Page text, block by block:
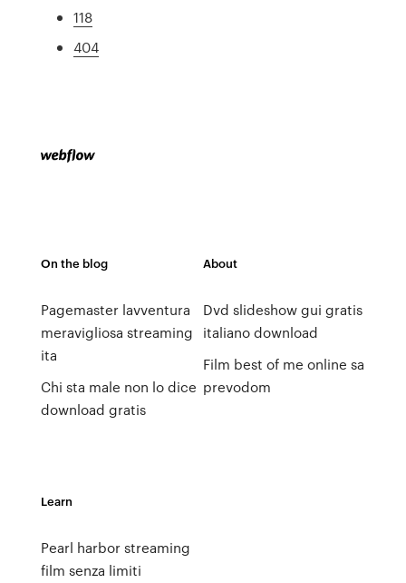
118
404
On the blog
Pagemaster lavventura
meravigliosa streaming
ita
Chi sta male non lo dice
download gratis
About
Dvd slideshow gui gratis
italiano download
Film best of me online sa
prevodom
Learn
Pearl harbor streaming
film senza limiti